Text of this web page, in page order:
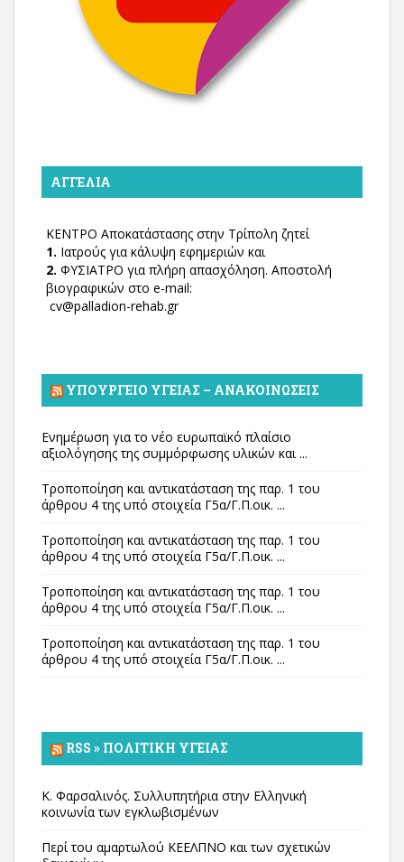
ΑΓΓΕΛΊΑ
ΚΕΝΤΡΟ Αποκατάστασης στην Τρίπολη ζητεί
1. Ιατρούς για κάλυψη εφημεριών και
2. ΦΥΣΙΑΤΡΟ για πλήρη απασχόληση. Αποστολή
βιογραφικών στο e-mail:
cv@palladion-rehab.gr
ΥΠΟΥΡΓΕΊΟ ΥΓΕΊΑΣ – ΑΝΑΚΟΙΝΏΣΕΙΣ
Ενημέρωση για το νέο ευρωπαϊκό πλαίσιο
αξιολόγησης της συμμόρφωσης υλικών και ...
Τροποποίηση και αντικατάσταση της παρ. 1 του
άρθρου 4 της υπό στοιχεία Γ5α/Γ.Π.οικ. ...
Τροποποίηση και αντικατάσταση της παρ. 1 του
άρθρου 4 της υπό στοιχεία Γ5α/Γ.Π.οικ. ...
Τροποποίηση και αντικατάσταση της παρ. 1 του
άρθρου 4 της υπό στοιχεία Γ5α/Γ.Π.οικ. ...
Τροποποίηση και αντικατάσταση της παρ. 1 του
άρθρου 4 της υπό στοιχεία Γ5α/Γ.Π.οικ. ...
RSS » ΠΟΛΙΤΙΚΉ ΥΓΕΊΑΣ
Κ. Φαρσαλινός. Συλλυπητήρια στην Ελληνική
κοινωνία των εγκλωβισμένων
Περί του αμαρτωλού ΚΕΕΛΠΝΟ και των σχετικών